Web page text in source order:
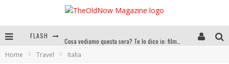
FLASH
SEE YOU AT 5 | Chanel
Home Travel Italia